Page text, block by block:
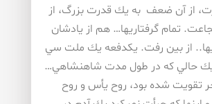
از آن ضعف به يك قدرت بزرگ، از
تمام گرفتاريها… هم از يادشان
از بين رفت. يكدفعه يك ملت سي
يك حالي كه در طول مدت شاهنشاهي…
تقويت شده بود، روح يأس و روح